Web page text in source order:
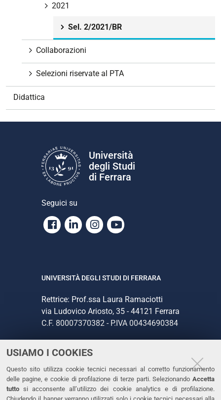
USIAMO I COOKIES
Questo sito utilizza cookie tecnici necessari al corretto funzionamento
delle pagine, e cookie di profilazione di terze parti. Selezionando Accetta
tutto si acconsente all’utilizzo dei cookie analytics e di profilazione.
Chiudendo il banner verranno utilizzati solo i cookie tecnici necessari alla
2021
Sel. 2/2021/BR
Collaborazioni
Selezioni riservate al PTA
Didattica
Università
degli Studi
di Ferrara
Seguici su
Facebook
LinkedinInstagram
Youtube
UNIVERSITÀ DEGLI STUDI DI FERRARA
Rettrice: Prof.ssa Laura Ramaciotti
via Ludovico Ariosto, 35 - 44121 Ferrara
C.F. 80007370382 - P.IVA 00434690384
CONTATTI
Tel. +39 0532 293111
Fax. +39 0532 293031
PEC